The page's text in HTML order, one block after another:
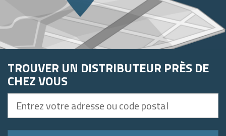
TROUVER UN DISTRIBUTEUR PRÈS DE
CHEZ VOUS
votre